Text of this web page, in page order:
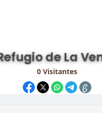
de La
0Visitantes